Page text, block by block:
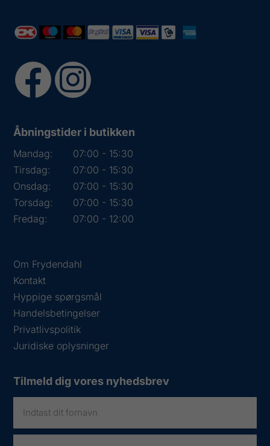
Åbningstider i butikken
Mandag:
07:00 - 15:30
Tirsdag:
07:00 - 15:30
Onsdag:
07:00 - 15:30
Torsdag:
07:00 - 15:30
Fredag:
07:00 - 12:00
Om Frydendahl
Kontakt
Hyppige spørgsmål
Handelsbetingelser
Privatlivspolitik
Juridiske oplysninger
Tilmeld dig vores nyhedsbrev